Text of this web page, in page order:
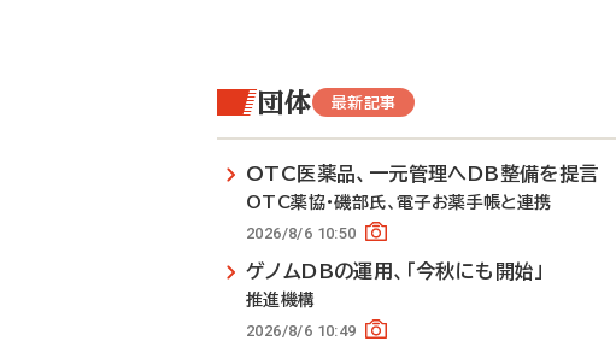
団体 最新記事
OTC医薬品、一元管理へDB整備を提言
OTC薬協・磯部氏、電子お薬手帳と連携
2026/8/6 10:50
ゲノムDBの運用、「今秋にも開始」
推進機構
2026/8/6 10:49